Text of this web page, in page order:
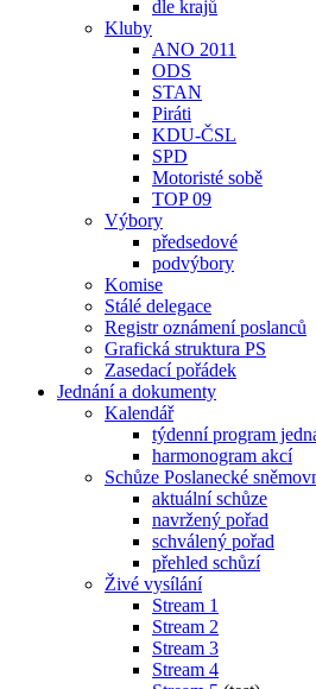
dle krajů
Kluby
ANO 2011
ODS
STAN
Piráti
KDU-ČSL
SPD
Motoristé sobě
TOP 09
Výbory
předsedové
podvýbory
Komise
Stálé delegace
Registr oznámení poslanců
Grafická struktura PS
Zasedací pořádek
Jednání a dokumenty
Kalendář
týdenní program
harmonogram akcí
Schůze Poslanecké
aktuální schůze
navržený pořad
schválený pořad
přehled schůzí
Živé vysílání
Stream 1
Stream 2
Stream 3
Stream 4